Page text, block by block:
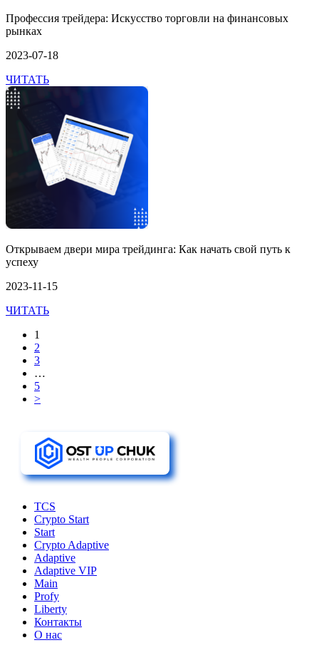
Профессия трейдера: Искусство торговли на финансовых
рынках
2023-07-18
ЧИТАТЬ
Открываем двери мира трейдинга: Как начать свой путь к
успеху
2023-11-15
ЧИТАТЬ
1
2
3
…
5
>
TCS
Crypto Start
Start
Crypto Adaptive
Adaptive
Adaptive VIP
Main
Profy
Liberty
Контакты
О нас